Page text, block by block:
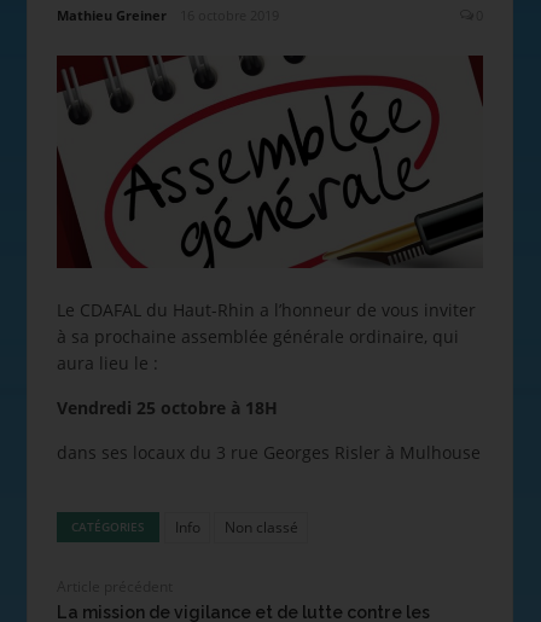
Mathieu Greiner
Le CDAFAL du Haut-Rhin a l’honneur de vous inviter
à sa prochaine assemblée générale ordinaire, qui
aura lieu le :
Vendredi 25 octobre à 18H
dans ses locaux du 3 rue Georges Risler à Mulhouse
CATÉGORIES Info Non classé
La mission de vigilance et de lutte contre les